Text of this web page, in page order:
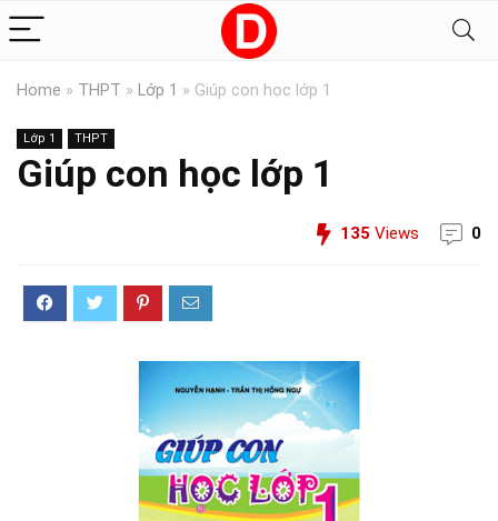
Home » THPT » Lớp 1 » Giúp con học lớp 1
Lớp 1 THPT
Giúp con học lớp 1
135 Views 0